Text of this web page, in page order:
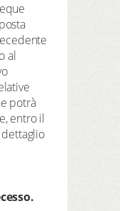
al
potrà
entro il